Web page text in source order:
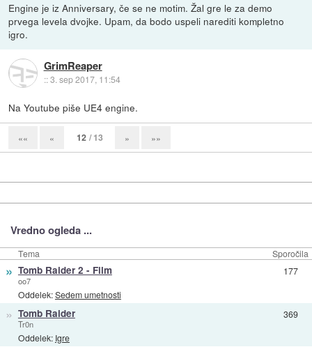
Engine je iz Anniversary, če se ne motim. Žal gre le za demo
prvega levela dvojke. Upam, da bodo uspeli narediti kompletno
igro.
GrimReaper
::3. sep 2017, 11:54
Na Youtube piše UE4 engine.
«« « 12 / 13 » »»
Vredno ogleda ...
Tema Sporočila
» Tomb Raider 2 - Film
oo7
Oddelek:Sedem umetnosti
177
» Tomb Raider
Tr0n
Oddelek: Igre
369